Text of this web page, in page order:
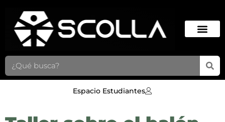
Espacio Estudiantes